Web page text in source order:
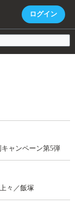
ログイン
ャンペーン第5弾
々／飯塚